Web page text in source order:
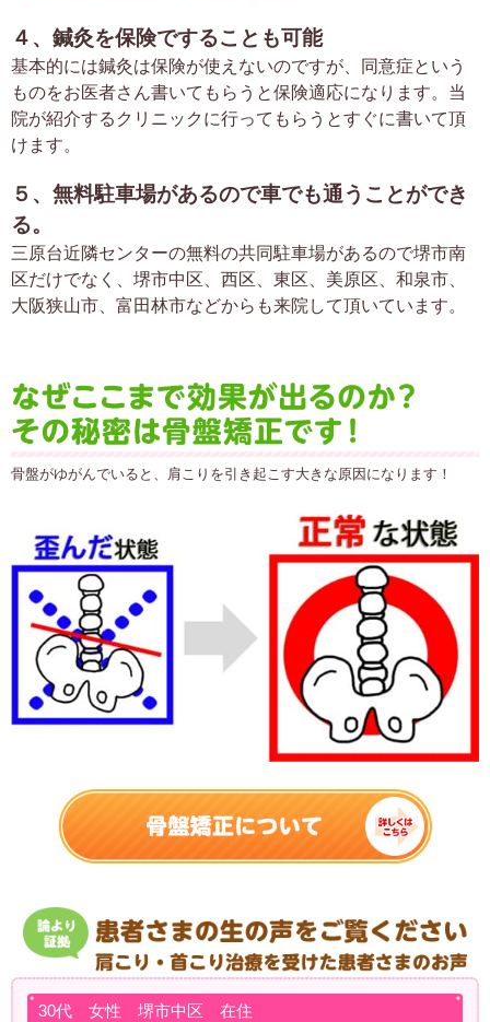
４、鍼灸を保険ですることも可能
基本的には鍼灸は保険が使えないのですが、同意症という
ものをお医者さん書いてもらうと保険適応になります。当
院が紹介するクリニックに行ってもらうとすぐに書いて頂
けます。
５、無料駐車場があるので車でも通うことができ
る。
三原台近隣センターの無料の共同駐車場があるので堺市南
区だけでなく、堺市中区、西区、東区、美原区、和泉市、
大阪狭山市、富田林市などからも来院して頂いています。
骨盤がゆがんでいると、肩こりを引き起こす大きな原因になります！
30代 女性 堺市中区 在住